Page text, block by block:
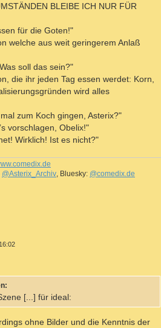
BLEIBE ICH NUR FÜR
für die Goten!"
welche aus weit geringerem Anlaß
soll das sein?"
die ihr jeden Tag essen werdet: Korn,
wird alles
zum Koch gingen, Asterix?"
vorschlagen, Obelix!"
Wirklich! Ist es nicht?"
@Asterix_Archiv, Bluesky: @comedix.de
[...] für ideal:
ohne Bilder und die Kenntnis der